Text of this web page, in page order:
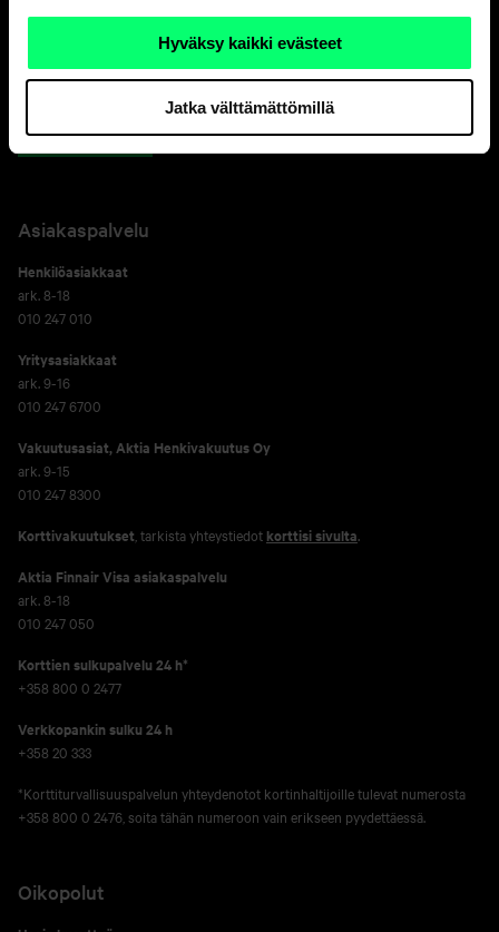
Hyväksy kaikki evästeet
Jatka välttämättömillä
Hyvä pankki.
Ja erinomainen
varainhoitaja.
Asiakaspalvelu
Henkilöasiakkaat
ark. 8-18
010 247 010
Yritysasiakkaat
ark. 9-16
010 247 6700
Vakuutusasiat, Aktia Henkivakuutus Oy
ark. 9-15
010 247 8300
Korttivakuutukset , tarkista yhteystiedot korttisi sivulta.
Aktia Finnair Visa asiakaspalvelu
ark. 8-18
010 247 050
Korttien sulkupalvelu 24 h*
+358 800 0 2477
Verkko­pankin sulku 24 h
+358 20 333
*Korttiturvallisuuspalvelun yhteydenotot kortinhaltijoille tulevat numerosta
+358 800 0 2476, soita tähän numeroon vain erikseen pyydettäessä.
Oikopolut